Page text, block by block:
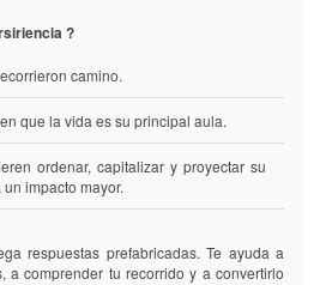
?
camino.
que la vida es su principal aula.
ordenar, capitalizar y proyectar su
impacto mayor.
respuestas prefabricadas. Te ayuda a
a comprender tu recorrido y a convertirlo